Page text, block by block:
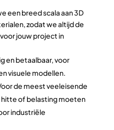
een breed scala aan 3D
zodat we altijd de
jouw project in
en betaalbaar, voor
visuele modellen.
de meest veeleisende
of belasting moeten
industriële